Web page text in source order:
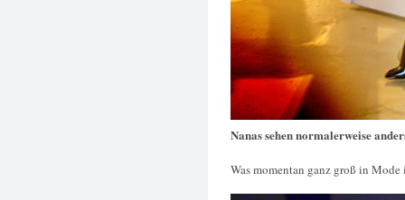
Nanas sehen normalerweise
Was momentan ganz groß in Mode